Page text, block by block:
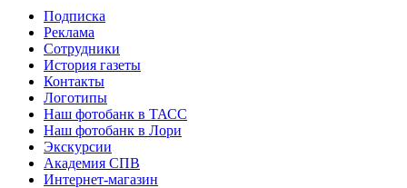
Подписка
Реклама
Сотрудники
История газеты
Контакты
Логотипы
Наш фотобанк в ТАСС
Наш фотобанк в Лори
Экскурсии
Академия СПВ
Интернет-магазин